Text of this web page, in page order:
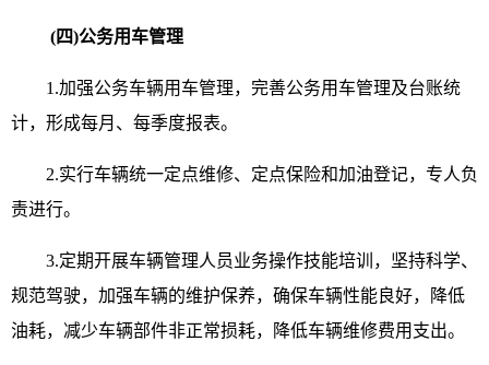
(四)公务用车管理
1.加强公务车辆用车管理，完善公务用车管理及台账统
计，形成每月、每季度报表。
2.实行车辆统一定点维修、定点保险和加油登记，专人负
责进行。
3.定期开展车辆管理人员业务操作技能培训，坚持科学、
规范驾驶，加强车辆的维护保养，确保车辆性能良好，降低
油耗，减少车辆部件非正常损耗，降低车辆维修费用支出。